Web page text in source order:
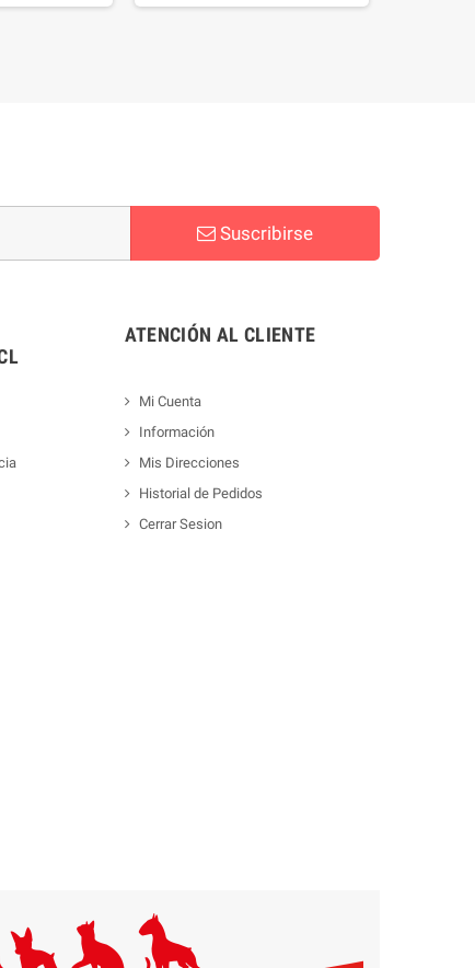
Suscribirse
ATENCIÓN AL CLIENTE
Mi Cuenta
Información
Mis Direcciones
Historial de Pedidos
Cerrar Sesion